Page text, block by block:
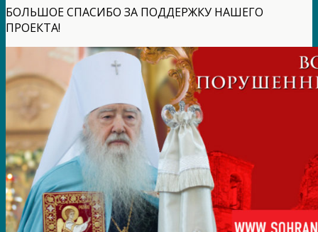
БОЛЬШОЕ СПАСИБО ЗА ПОДДЕРЖКУ НАШЕГО
ПРОЕКТА!